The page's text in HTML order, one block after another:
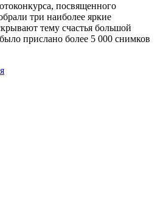
посвященного
три наиболее яркие
тему счастья большой
прислано более 5 000 снимков